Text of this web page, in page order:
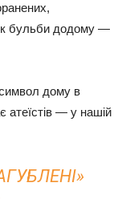
бульби додому —
дому в
атеїстів — у нашій